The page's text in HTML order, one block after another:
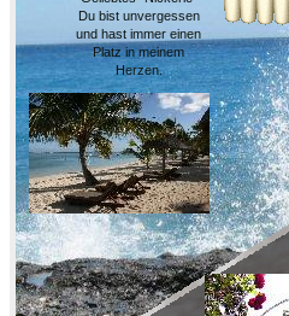
Du bist unvergessen
und hast immer einen
Platz in meinem
Herzen.